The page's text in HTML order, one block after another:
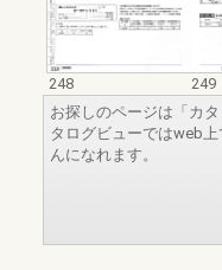
248
249
お探しのページは「カ
タログビューではweb
んになれます。